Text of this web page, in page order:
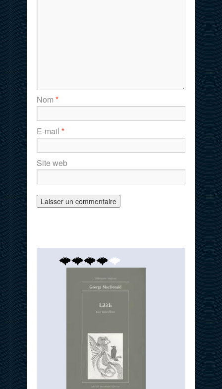
Nom *
E-mail *
Site web